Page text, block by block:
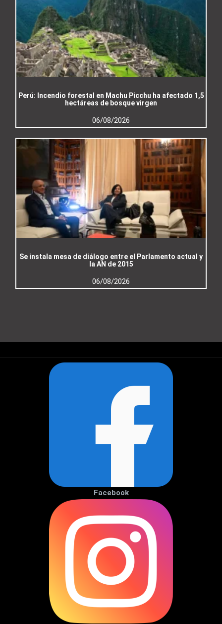
Perú: Incendio forestal en Machu Picchu ha afectado 1,5
hectáreas de bosque virgen
06/08/2026
Se instala mesa de diálogo entre el Parlamento actual y
la AN de 2015
06/08/2026
Facebook